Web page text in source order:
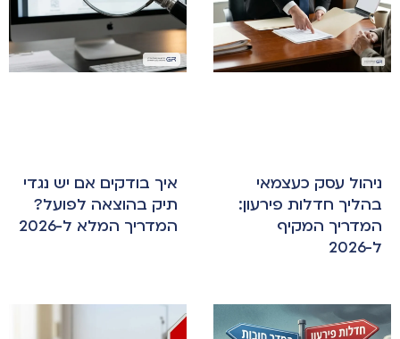
ניהול עסק כעצמאי
בהליך חדלות פירעון:
המדריך המקיף
ל-2026
איך בודקים אם יש נגדי
תיק בהוצאה לפועל?
המדריך המלא ל-2026